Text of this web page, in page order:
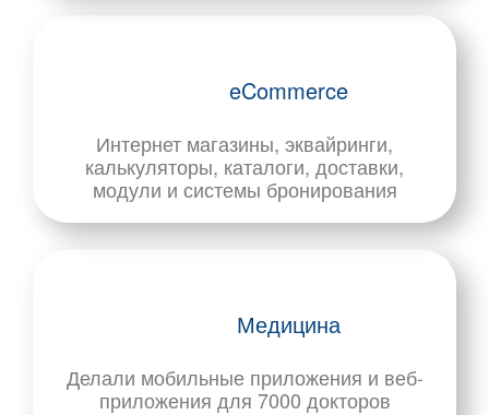
eCommerce
Интернет магазины, эквайринги,
калькуляторы, каталоги, доставки,
модули и системы бронирования
Медицина
Делали мобильные приложения и веб-
приложения для 7000 докторов